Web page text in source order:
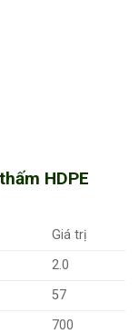
HDPE
Giá trị
2.0
57
700